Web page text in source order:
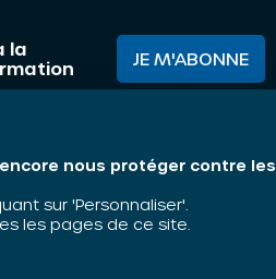
la
JE M'ABONNE
nous protéger contre les
sur 'Personnaliser'.
les pages de ce site.